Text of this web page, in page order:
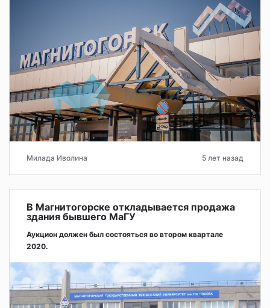
Милада Иволина 5 лет назад
В Магнитогорске откладывается продажа
здания бывшего МаГУ
Аукцион должен был состояться во втором квартале
2020.